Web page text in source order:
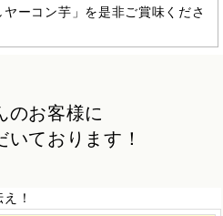
ーコン芋」を是非ご賞味くださ
のお客様に
いております！
！